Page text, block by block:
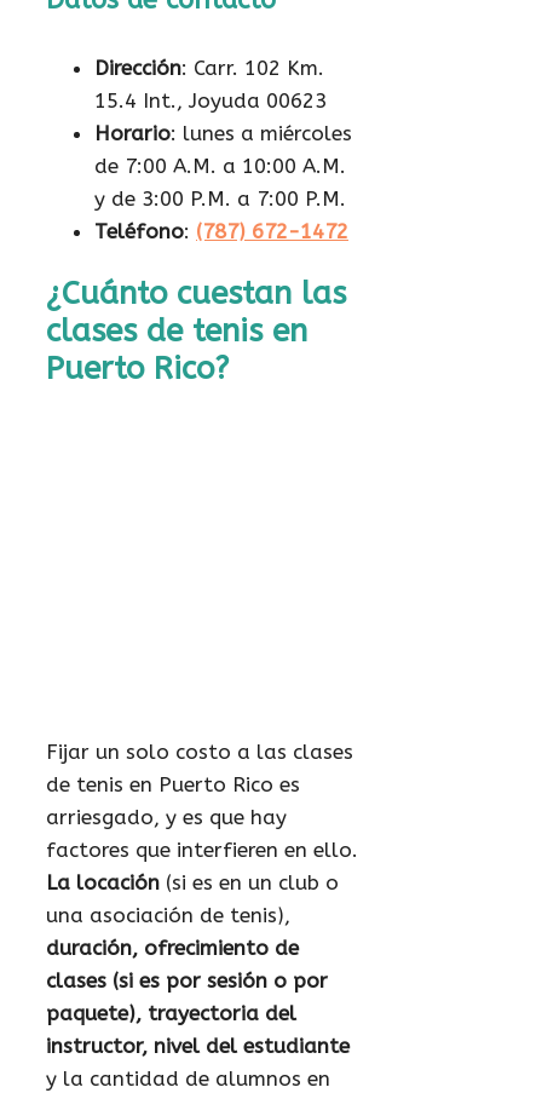
Dirección: Carr. 102 Km.
15.4 Int., Joyuda 00623
Horario: lunes a miércoles
de 7:00 A.M. a 10:00 A.M.
y de 3:00 P.M. a 7:00 P.M.
Teléfono: (787) 672-1472
¿Cuánto cuestan las
clases de tenis en
Puerto Rico?
Fijar un solo costo a las clases
de tenis en Puerto Rico es
arriesgado, y es que hay
factores que interfieren en ello.
La locación (si es en un club o
una asociación de tenis),
duración, ofrecimiento de
clases (si es por sesión o por
paquete), trayectoria del
instructor, nivel del estudiante
y la cantidad de alumnos en